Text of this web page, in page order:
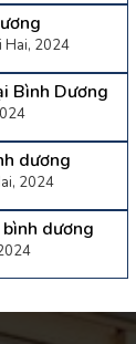
Hai, 2024
Bình Dương
dương
2024
dương